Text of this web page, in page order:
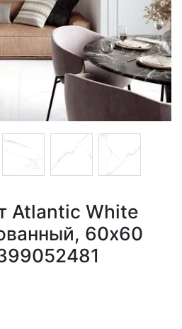
Atlantic White
60x60